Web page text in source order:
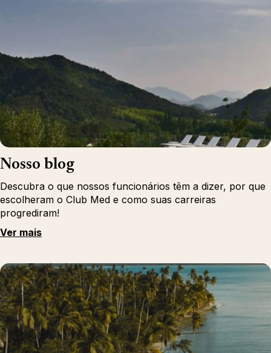
Nosso blog
Descubra o que nossos funcionários têm a dizer, por que
escolheram o Club Med e como suas carreiras
progrediram!
Ver mais